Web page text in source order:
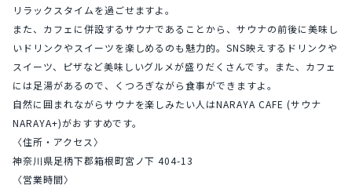
リラックスタイムを過ごせますよ。
また、カフェに併設するサウナであることから、サウナの前後に美味し
いドリンクやスイーツを楽しめるのも魅力的。SNS映えするドリンクや
スイーツ、ピザなど美味しいグルメが盛りだくさんです。また、カフェ
には足湯があるので、くつろぎながら食事ができますよ。
自然に囲まれながらサウナを楽しみたい人はNARAYA CAFE (サウナ
NARAYA+)がおすすめです。
〈住所・アクセス〉
神奈川県足柄下郡箱根町宮ノ下 404-13
〈営業時間〉